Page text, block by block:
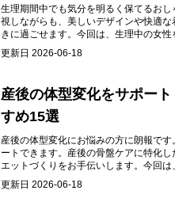
生理期間中でも気分を明るく保てるお
視しながらも、美しいデザインや快適
きに過ごせます。今回は、生理中の女
更新日 2026-06-18
産後の体型変化をサポー
すめ15選
産後の体型変化にお悩みの方に朗報で
ートできます。産後の骨盤ケアに特化
エットづくりをお手伝いします。今回
紹介します。
更新日 2026-06-18